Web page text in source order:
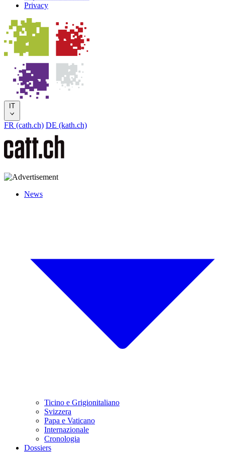
Privacy
IT
FR (cath.ch) DE (kath.ch)
News
Ticino e Grigionitaliano
Svizzera
Papa e Vaticano
Internazionale
Cronologia
Dossiers